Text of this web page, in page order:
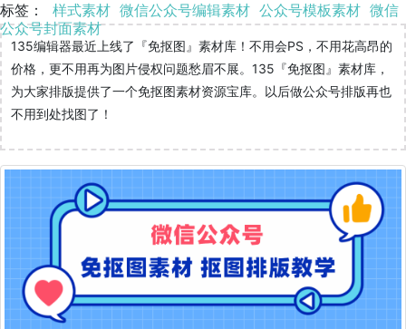
标签： 样式素材 微信公众号编辑素材 公众号模板素材 微信
公众号封面素材
135编辑器最近上线了『免抠图』素材库！不用会PS，不用花高昂的
价格，更不用再为图片侵权问题愁眉不展。135『免抠图』素材库，
为大家排版提供了一个免抠图素材资源宝库。以后做公众号排版再也
不用到处找图了！